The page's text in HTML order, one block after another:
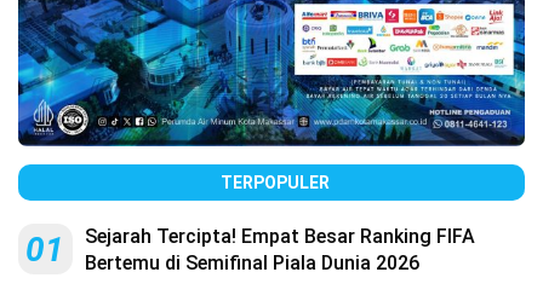
TERPOPULER
01
Sejarah Tercipta! Empat Besar Ranking FIFA
Bertemu di Semifinal Piala Dunia 2026